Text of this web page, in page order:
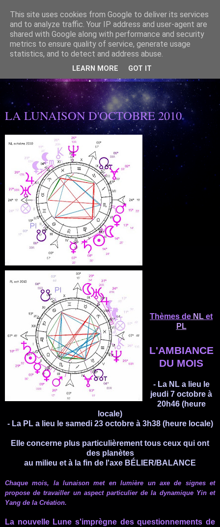
ASTROLOGIE SPIRITUELLE- Mettre en Lumière le lien
CIEL/TERRE est un beau présent
26/02/2006
LA LUNAISON D'OCTOBRE 2010
Thèmes de NL et
PL
L'AMBIANCE
DU MOIS
- La NLa lieu le
jeudi 7 octobre à
20h46 (heure
locale)
- La PLa lieu le samedi 23 octobre à 3h38 (heure locale)
Elle concerne plus particulièrement tous ceux qui ont
des planètes
au milieu et à la fin de l'axe BÉLIER/BALANCE
Chaque mois, la lunaison met en lumière un axe de signes et
propose de travailler un aspect particulier de la dynamique Yin et
Yang de la Création.
La nouvelle Lune s'imprègne des questionnements de
This site uses cookies from Google to deliver its services
and to analyze traffic. Your IP address and user-agent are
shared with Google along with performance and security
metrics to ensure quality of service, generate usage
statistics, and to detect and address abuse.
LEARN MORE GOT IT